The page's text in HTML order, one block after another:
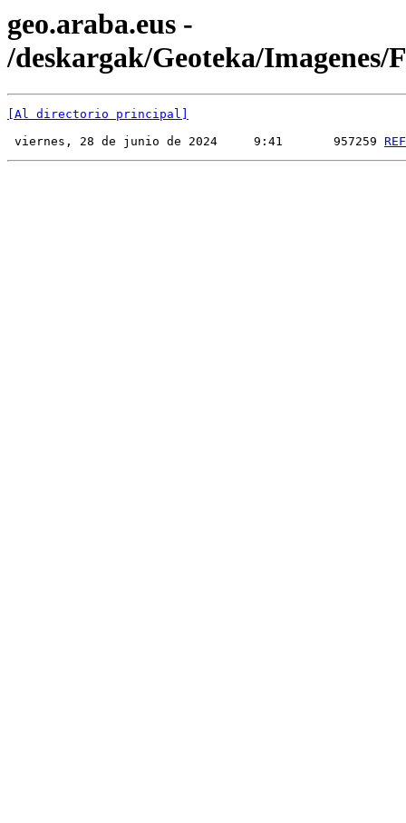
geo.araba.eus -
/deskargak/Geoteka/Imagenes/
[Al directorio principal]
viernes, 28 de junio de 2024     9:41       957259